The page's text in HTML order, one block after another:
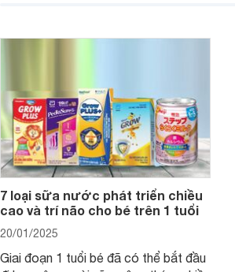
Pediasure Grow &amp; Gain hiện nay
7 loại sữa nước phát triển chiều
cao và trí não cho bé trên 1 tuổi
20/01/2025
Giai đoạn 1 tuổi bé đã có thể bắt đầu